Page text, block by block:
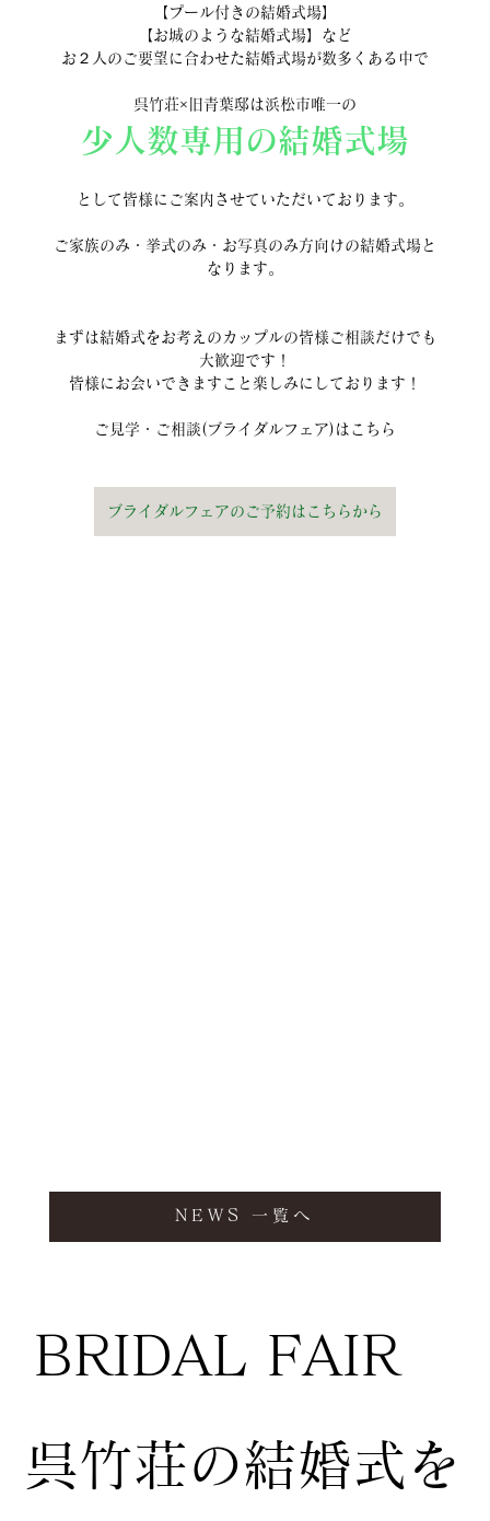
【プール付きの結婚式場】
【お城のような結婚式場】など
お２人のご要望に合わせた結婚式場が数多くある中で
呉竹荘×旧青葉邸は浜松市唯一の
少人数専用の結婚式場
として皆様にご案内させていただいております。
ご家族のみ・挙式のみ・お写真のみ方向けの結婚式場と
なります。
まずは結婚式をお考えのカップルの皆様ご相談だけでも
大歓迎です！
皆様にお会いできますこと楽しみにしております！
ご見学・ご相談(ブライダルフェア)はこちら
ブライダルフェアのご予約はこちらから
NEWS 一覧へ
BRIDAL FAIR
​呉竹荘の結婚式を